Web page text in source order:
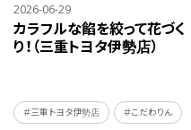
2026-06-29
カラフルな餡を絞って花づく
り！（三重トヨタ伊勢店）
＃三重トヨタ伊勢店 ＃こだわりん